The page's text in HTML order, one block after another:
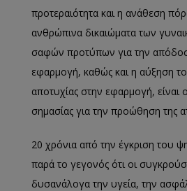
προτεραιότητα και η ανάθεση
ανθρώπινα δικαιώματα των
σαφών προτύπων για την
εφαρμογή, καθώς και η αύξηση
αποτυχίας στην εφαρμογή, είναι
σημασίας για την προώθηση της
20 χρόνια από την έγκριση του
παρά το γεγονός ότι οι
δυσανάλογα την υγεία, την